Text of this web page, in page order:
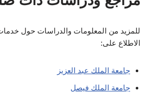
للمزيد من المعلومات والدراسات حول
الاطلاع على:
جامعة الملك عبد العزيز
جامعة الملك فيصل